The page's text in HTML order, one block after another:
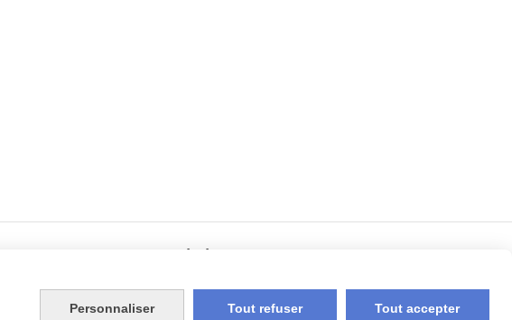
Rejoignez-nous
Personnaliser Tout refuser Tout accepter